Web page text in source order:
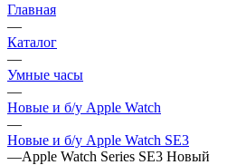
Главная
—
Каталог
—
Умные часы
—
Новые и б/у Apple Watch
—
Новые и б/у Apple Watch SE3
—Apple Watch Series SE3 Новый